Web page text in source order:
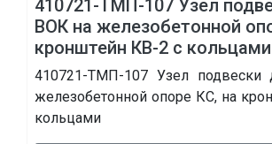
410721-ТМП-107 Узел
ВОК на железобетонной
кронштейн КВ-2 с кольцами
410721-ТМП-107 Узел
железобетонной опоре КС, на
кольцами